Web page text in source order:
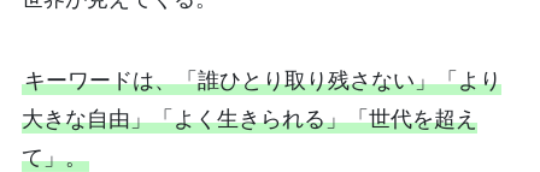
キーワードは、「誰ひとり取り残さない」「より
大きな自由」「よく生きられる」「世代を超え
て」。